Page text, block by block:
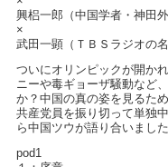
興梠一郎（中国学者・神田
×
武田一顕（ＴＢＳラジオの
ついにオリンピックが開か
ニーや毒ギョーザ騒動など
か？中国の真の姿を見るた
共産党員を振り切って単独
ら中国ツウが語り合いまし
pod1